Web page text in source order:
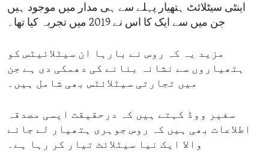
اینٹی سیٹلائٹ ہتھیار پہلے سے ہی مدار میں موجود ہیں
جن میں سے ایک کا اس نے 2019 میں تجربہ کیا تھا۔
مزید یہ کہ روس نے بارہا ان سیٹلائیٹس کو
ہتھیاروں سے نشانہ بنانے کی دھمکی دی ہے جن
میں تجارتی سیٹلائٹس بھی شامل ہیں۔
سفیر ووڈ کہتے ہیں کہ درحقیقت ایسی مصدقہ
اطلاعات بھی ہیں کہ روس جوہری ہتھیار لے جانے
والا ایک نیا سیٹلائٹ تیار کر رہا ہے۔